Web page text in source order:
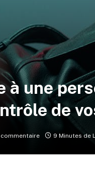
une
de
9 Minutes de